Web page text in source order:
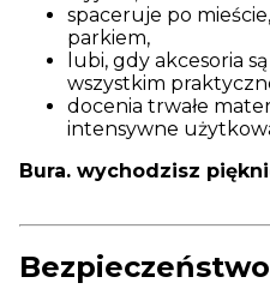
spaceruje po
parkiem,
lubi, gdy akcesoria
wszystkim
docenia trwałe
intensywne
Bura. wychodzisz